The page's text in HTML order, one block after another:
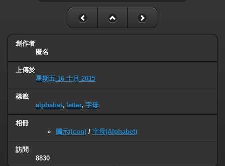
創作者
匿名
上傳於
星期五 16 十月 2015
標籤
alphabet, letter, 字母
相冊
圖示(Icon) / 字母(Alphabet)
訪問
8830